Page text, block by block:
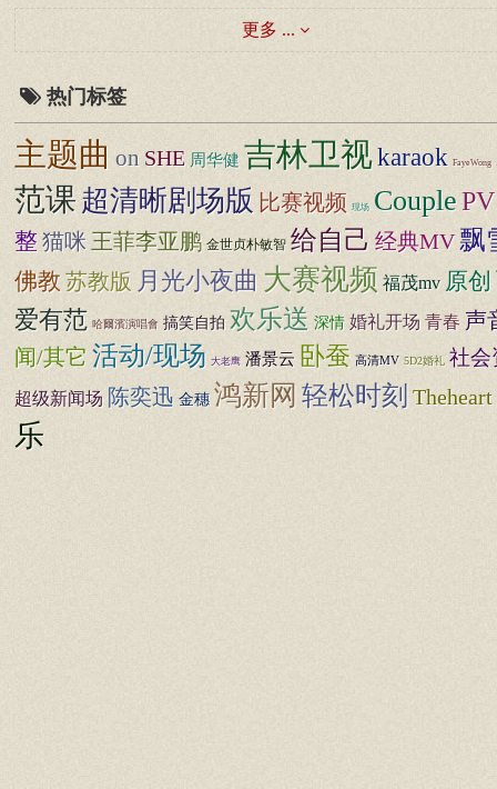
更多 ...
热门标签
主题曲 on SHE 周华健 吉林卫视karaok FayeWong
范课超清晰剧场版 比赛视频 现场 CouplePV
整猫咪 王菲李亚鹏 金世贞朴敏智 给自己 经典MV 飘
佛教苏教版 月光小夜曲 大赛视频 福茂mv 原创
爱有范 哈爾濱演唱會 搞笑自拍 欢乐送 深情 婚礼开场 青春 声
闻/其它 活动/现场 大老鹰 潘景云 卧蚕 高清MV 5D2婚礼 社会
超级新闻场 陈奕迅 金穗 鸿新网 轻松时刻 Theheart
乐